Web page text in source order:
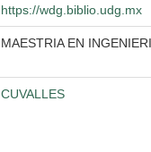
https://wdg.biblio.udg.mx
MAESTRIA EN
CUVALLES